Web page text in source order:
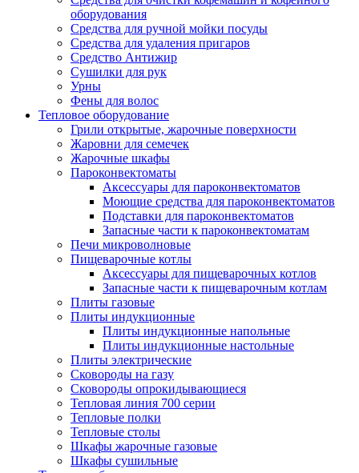
оборудования
Средства для ручной мойки посуды
Средства для удаления пригаров
Средство Антижир
Сушилки для рук
Урны
Фены для волос
Тепловое оборудование
Грили открытые, жарочные поверхности
Жаровни для семечек
Жарочные шкафы
Пароконвектоматы
Аксессуары для пароконвектоматов
Моющие средства для пароконвектоматов
Подставки для пароконвектоматов
Запасные части к пароконвектоматам
Печи микроволновые
Пищеварочные котлы
Аксессуары для пищеварочных котлов
Запасные части к пищеварочным котлам
Плиты газовые
Плиты индукционные
Плиты индукционные напольные
Плиты индукционные настольные
Плиты электрические
Сковороды на газу
Сковороды опрокидывающиеся
Тепловая линия 700 серии
Тепловые полки
Тепловые столы
Шкафы жарочные газовые
Шкафы сушильные